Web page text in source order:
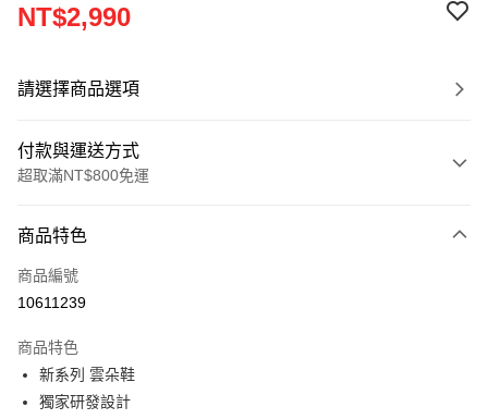
NT$2,990
請選擇商品選項
付款與運送方式
超取滿NT$800免運
信用卡一次付款
超商取貨付款
Apple Pay
街口支付
商品特色
商品編號
10611239
商品特色
新系列 雲朵鞋
獨家研發設計